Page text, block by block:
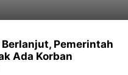
Berlanjut, Pemerintah
Ada Korban